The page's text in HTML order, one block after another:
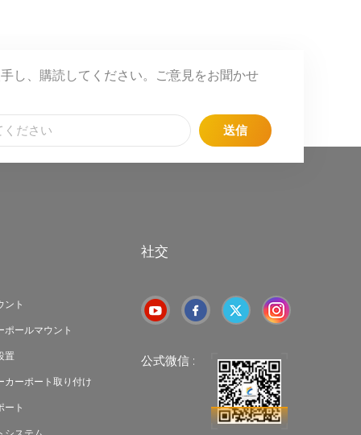
し、購読してください。ご意見をお聞かせ
送信
ント
ポールマウント
置
カーポート取り付け
ート
社交
公式微信 :